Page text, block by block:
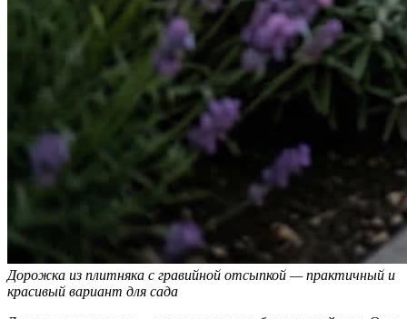
Дорожка из плитняка с гравийной отсыпкой — практичный и
красивый вариант для сада